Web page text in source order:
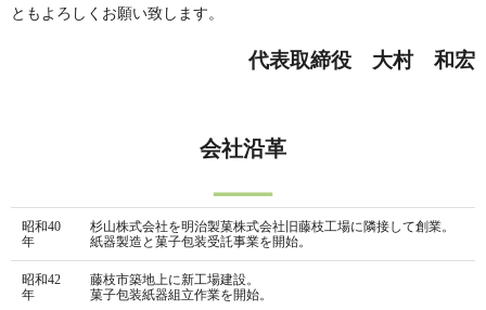
ともよろしくお願い致します。
代表取締役 大村 和宏
会社沿革
昭和40
年
杉山株式会社を明治製菓株式会社旧藤枝工場に隣接して創業。
紙器製造と菓子包装受託事業を開始。
昭和42
年
藤枝市築地上に新工場建設。
菓子包装紙器組立作業を開始。